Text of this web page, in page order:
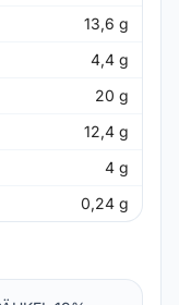
13,6 g
4,4 g
20 g
12,4 g
4 g
0,24 g